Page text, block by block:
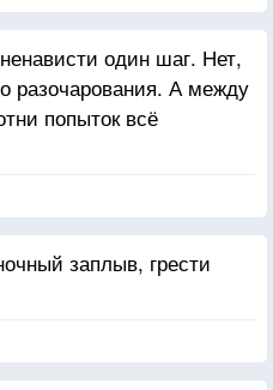
один шаг. Нет,
разочарования. А между
попыток всё
заплыв, грести